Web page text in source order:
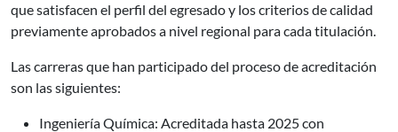
que satisfacen el perfil del egresado y los criterios de calidad
previamente aprobados a nivel regional para cada titulación.
Las carreras que han participado del proceso de acreditación
son las siguientes:
Ingeniería Química: Acreditada hasta 2025 con